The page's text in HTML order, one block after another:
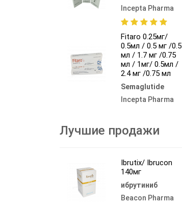
Incepta Pharma
Fitaro 0.25мг/
0.5мл / 0.5 мг /0.5
мл / 1.7 мг /0.75
мл / 1мг/ 0.5мл /
2.4 мг /0.75 мл
Semaglutide
Incepta Pharma
Лучшие продажи
Ibrutix/ Ibrucon
140мг
ибрутиниб
Beacon Pharma